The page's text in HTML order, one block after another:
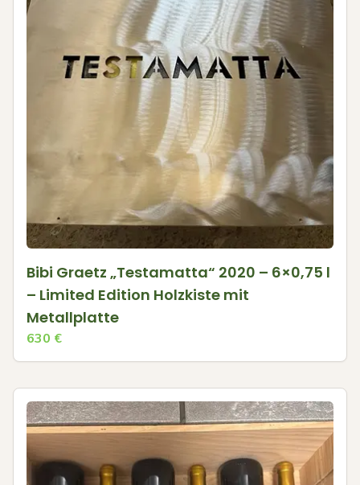
Bibi Graetz „Testamatta“ 2020 – 6×0,75 l
– Limited Edition Holzkiste mit
Metallplatte
630 €